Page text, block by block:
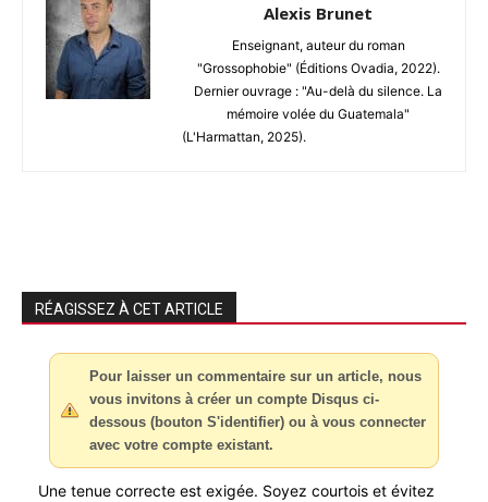
Alexis Brunet
Enseignant, auteur du roman
"Grossophobie" (Éditions Ovadia, 2022).
Dernier ouvrage : "Au-delà du silence. La
mémoire volée du Guatemala"
(L'Harmattan, 2025).
RÉAGISSEZ À CET ARTICLE
Pour laisser un commentaire sur un article, nous
vous invitons à créer un compte Disqus ci-
dessous (bouton S'identifier) ou à vous connecter
avec votre compte existant.
Une tenue correcte est exigée. Soyez courtois et évitez